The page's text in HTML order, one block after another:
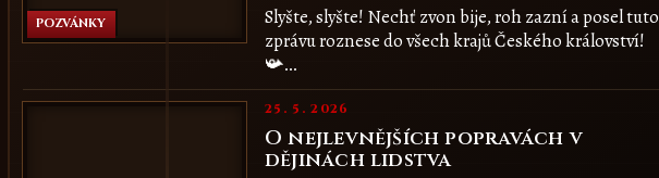
POZVÁNKY
Slyšte, slyšte! Nechť zvon bije, roh zazní a posel tuto
zprávu roznese do všech krajů Českého království!
📯…
25. 5. 2026
O nejlevnějších popravách v
dějinách lidstva